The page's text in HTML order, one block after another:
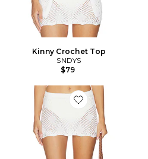
Kinny Crochet Top
SNDYS
$79
Favorite JUPE